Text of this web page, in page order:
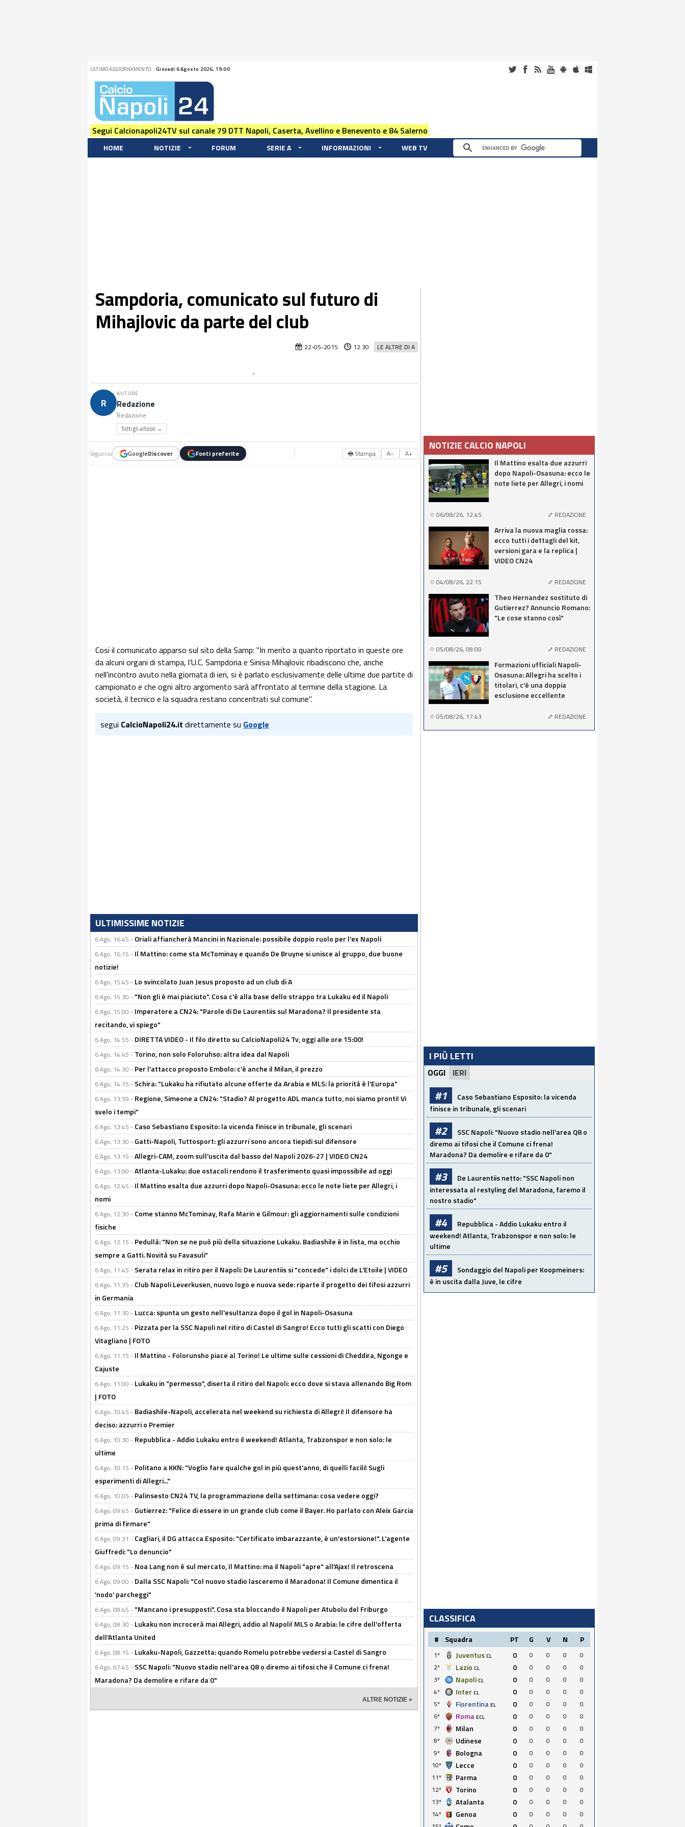
ULTIMO AGGIORNAMENTO: Giovedi 6 Agosto 2026, 19:00
Segui Calcionapoli24TV sul canale 79 DTT Napoli, Caserta, Avellino e Benevento e 84 Salerno
HOME NOTIZIE FORUM SERIE A INFORMAZIONI WEB TV
Sampdoria, comunicato sul futuro di
Mihajlovic da parte del club
LE ALTRE DI A
22-05-2015 12:30
R
AUTORE
Redazione
Redazione
Tutti gli articoli →
Seguici su GoogleDiscover Fonti preferite 🖶 Stampa A− A+
Cosi il comunicato apparso sul sito della Samp: "In merito a quanto riportato in queste ore
da alcuni organi di stampa, l’U.C. Sampdoria e Sinisa Mihajlovic ribadiscono che, anche
nell’incontro avuto nella giornata di ieri, si è parlato esclusivamente delle ultime due partite di
campionato e che ogni altro argomento sarà affrontato al termine della stagione. La
società, il tecnico e la squadra restano concentrati sul comune".
segui CalcioNapoli24.it direttamente su Google
ULTIMISSIME NOTIZIE
6 Ago, 16:45 - Oriali affiancherà Mancini in Nazionale: possibile doppio ruolo per l'ex Napoli
6 Ago, 16:15 - Il Mattino: come sta McTominay e quando De Bruyne si unisce al gruppo, due buone
notizie!
6 Ago, 15:45 - Lo svincolato Juan Jesus proposto ad un club di A
6 Ago, 15:30 - "Non gli è mai piaciuto". Cosa c'è alla base dello strappo tra Lukaku ed il Napoli
6 Ago, 15:00 - Imperatore a CN24: "Parole di De Laurentiis sul Maradona? Il presidente sta
recitando, vi spiego"
6 Ago, 14:55 - DIRETTA VIDEO - Il filo diretto su CalcioNapoli24 Tv, oggi alle ore 15:00!
6 Ago, 14:45 - Torino, non solo Foloruhso: altra idea dal Napoli
6 Ago, 14:30 - Per l'attacco proposto Embolo: c'è anche il Milan, il prezzo
6 Ago, 14:15 - Schira: "Lukaku ha rifiutato alcune offerte da Arabia e MLS: la priorità è l'Europa"
6 Ago, 13:59 - Regione, Simeone a CN24: "Stadio? Al progetto ADL manca tutto, noi siamo pronti! Vi
svelo i tempi"
6 Ago, 13:45 - Caso Sebastiano Esposito: la vicenda finisce in tribunale, gli scenari
6 Ago, 13:30 - Gatti-Napoli, Tuttosport: gli azzurri sono ancora tiepidi sul difensore
6 Ago, 13:15 -Allegri-CAM, zoom sull'uscita dal basso del Napoli 2026-27 | VIDEO CN24
6 Ago, 13:00 -Atlanta-Lukaku: due ostacoli rendono il trasferimento quasi impossibile ad oggi
6 Ago, 12:45 - Il Mattino esalta due azzurri dopo Napoli-Osasuna: ecco le note liete per Allegri, i
nomi
6 Ago, 12:30 - Come stanno McTominay, Rafa Marin e Gilmour: gli aggiornamenti sulle condizioni
fisiche
6 Ago, 12:15 - Pedullà: "Non se ne può più della situazione Lukaku. Badiashile è in lista, ma occhio
sempre a Gatti. Novità su Favasuli"
6 Ago, 11:45 - Serata relax in ritiro per il Napoli: De Laurentiis si "concede" i dolci de L'Etoile | VIDEO
6 Ago, 11:35 - Club Napoli Leverkusen, nuovo logo e nuova sede: riparte il progetto dei tifosi azzurri
in Germania
6 Ago, 11:30 - Lucca: spunta un gesto nell'esultanza dopo il gol in Napoli-Osasuna
6 Ago, 11:25 - Pizzata per la SSC Napoli nel ritiro di Castel di Sangro! Ecco tutti gli scatti con Diego
Vitagliano | FOTO
6 Ago, 11:15 - Il Mattino - Folorunsho piace al Torino! Le ultime sulle cessioni di Cheddira, Ngonge e
Cajuste
6 Ago, 11:00 - Lukaku in "permesso", diserta il ritiro del Napoli: ecco dove si stava allenando Big Rom
| FOTO
6 Ago, 10:45 - Badiashile-Napoli, accelerata nel weekend su richiesta di Allegri! Il difensore ha
deciso: azzurri o Premier
6 Ago, 10:30 - Repubblica - Addio Lukaku entro il weekend! Atlanta, Trabzonspor e non solo: le
ultime
6 Ago, 10:15 - Politano a KKN: "Voglio fare qualche gol in più quest'anno, di quelli facili! Sugli
esperimenti di Allegri..."
6 Ago, 10:05 - Palinsesto CN24 TV, la programmazione della settimana: cosa vedere oggi?
6 Ago, 09:45 - Gutierrez: "Felice di essere in un grande club come il Bayer. Ho parlato con Aleix Garcia
prima di firmare"
6 Ago, 09:31 - Cagliari, il DG attacca Esposito: "Certificato imbarazzante, è un'estorsione!". L'agente
Giuffredi: "Lo denuncio"
6 Ago, 09:15 - Noa Lang non è sul mercato, Il Mattino: ma il Napoli "apre" all'Ajax! Il retroscena
6 Ago, 09:00 - Dalla SSC Napoli: "Col nuovo stadio lasceremo il Maradona! Il Comune dimentica il
'nodo' parcheggi"
6 Ago, 08:45 - "Mancano i presupposti". Cosa sta bloccando il Napoli per Atubolu del Friburgo
6 Ago, 08:30 - Lukaku non incrocerà mai Allegri, addio al Napoli! MLS o Arabia: le cifre dell'offerta
dell'Atlanta United
6 Ago, 08:15 - Lukaku-Napoli, Gazzetta: quando Romelu potrebbe vedersi a Castel di Sangro
6 Ago, 07:45 - SSC Napoli: "Nuovo stadio nell'area Q8 o diremo ai tifosi che il Comune ci frena!
Maradona? Da demolire e rifare da 0"
ALTRE NOTIZIE »
NOTIZIE CALCIO NAPOLI
Il Mattino esalta due azzurri
dopo Napoli-Osasuna: ecco le
note liete per Allegri, i nomi
06/08/26, 12:45 REDAZIONE
Arriva la nuova maglia rossa:
ecco tutti i dettagli del kit,
versioni gara e la replica |
VIDEO CN24
04/08/26, 22:15 REDAZIONE
Theo Hernandez sostituto di
Gutierrez? Annuncio Romano:
"Le cose stanno così"
05/08/26, 08:00 REDAZIONE
Formazioni ufficiali Napoli-
Osasuna: Allegri ha scelto i
titolari, c'è una doppia
esclusione eccellente
05/08/26, 17:43 REDAZIONE
I PIÙ LETTI
OGGI IERI
#1
Caso Sebastiano Esposito: la vicenda
finisce in tribunale, gli scenari
#2
SSC Napoli: "Nuovo stadio nell'area Q8 o
diremo ai tifosi che il Comune ci frena!
Maradona? Da demolire e rifare da 0"
#3
De Laurentiis netto: "SSC Napoli non
interessata al restyling del Maradona, faremo il
nostro stadio"
#4
Repubblica - Addio Lukaku entro il
weekend! Atlanta, Trabzonspor e non solo: le
ultime
#5
Sondaggio del Napoli per Koopmeiners:
è in uscita dalla Juve, le cifre
CLASSIFICA
# Squadra PT G V N P
1º Juventus CL 0 0 0 0
0
2º
Lazio CL 0 0 0 0
0
3º
Napoli CL 0 0 0 0
0
4º
Inter CL 0 0 0 0
0
5º
Fiorentina EL 0 0 0 0
0
6º
Roma ECL 0 0 0 0
0
7º
Milan 0 0 0 0
0
8º
Udinese 0 0 0 0
0
9º
Bologna 0 0 0 0
0
10º
Lecce 0 0 0 0
0
11º
Parma 0 0 0 0
0
12º
Torino 0 0 0 0
0
13º
Atalanta 0 0 0 0
0
14º
Genoa 0 0 0 0
0